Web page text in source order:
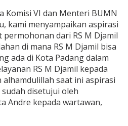
Komisi VI dan Menteri BUMN
kami menyampaikan aspirasi
dari RS M Djamil
di mana RS M Djamil bisa
ada di Kota Padang dalam
RS M Djamil kepada
alhamdulillah saat ini aspirasi
disetujui oleh
Andre kepada wartawan,